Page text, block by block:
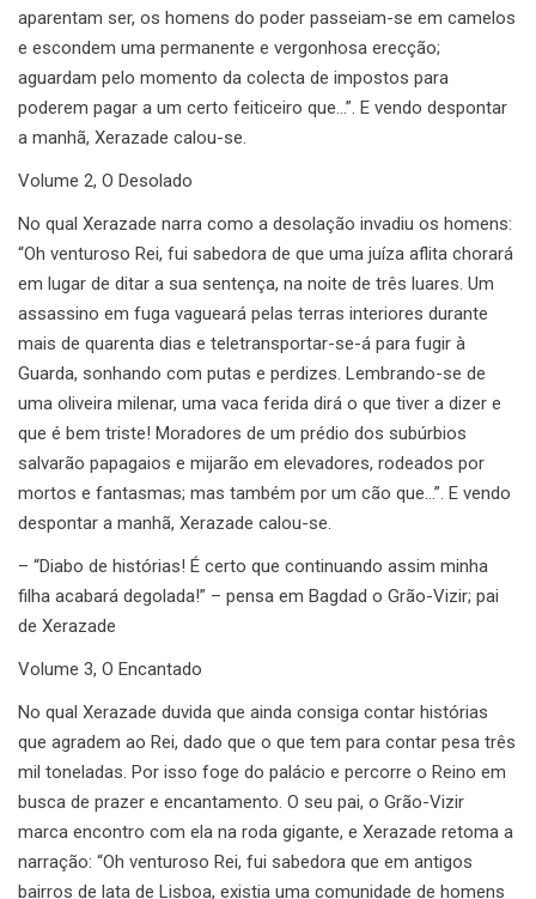
aparentam ser, os homens do poder passeiam-se em camelos
e escondem uma permanente e vergonhosa erecção;
aguardam pelo momento da colecta de impostos para
poderem pagar a um certo feiticeiro que…”. E vendo despontar
a manhã, Xerazade calou-se.
Volume 2, O Desolado
No qual Xerazade narra como a desolação invadiu os homens:
“Oh venturoso Rei, fui sabedora de que uma juíza aflita chorará
em lugar de ditar a sua sentença, na noite de três luares. Um
assassino em fuga vagueará pelas terras interiores durante
mais de quarenta dias e teletransportar-se-á para fugir à
Guarda, sonhando com putas e perdizes. Lembrando-se de
uma oliveira milenar, uma vaca ferida dirá o que tiver a dizer e
que é bem triste! Moradores de um prédio dos subúrbios
salvarão papagaios e mijarão em elevadores, rodeados por
mortos e fantasmas; mas também por um cão que…”. E vendo
despontar a manhã, Xerazade calou-se.
– “Diabo de histórias! É certo que continuando assim minha
filha acabará degolada!” – pensa em Bagdad o Grão-Vizir; pai
de Xerazade
Volume 3, O Encantado
No qual Xerazade duvida que ainda consiga contar histórias
que agradem ao Rei, dado que o que tem para contar pesa três
mil toneladas. Por isso foge do palácio e percorre o Reino em
busca de prazer e encantamento. O seu pai, o Grão-Vizir
marca encontro com ela na roda gigante, e Xerazade retoma a
narração: “Oh venturoso Rei, fui sabedora que em antigos
bairros de lata de Lisboa, existia uma comunidade de homens